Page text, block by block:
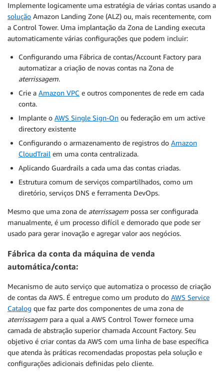
Implemente logicamente uma estratégia de várias contas usando a
solução Amazon Landing Zone (ALZ) ou, mais recentemente, com
a Control Tower. Uma implantação da Zona de Landing executa
automaticamente várias configurações que podem incluir:
Configurando uma Fábrica de contas/Account Factory para
automatizar a criação de novas contas na Zona de
aterrissagem.
Crie a Amazon VPC e outros componentes de rede em cada
conta.
Implante o AWS Single Sign-On ou federação em um active
directory existente
Configurando o armazenamento de registros do Amazon
CloudTrail em uma conta centralizada.
Aplicando Guardrails a cada uma das contas criadas.
Estrutura comum de serviços compartilhados, como um
diretório, serviços DNS e ferramenta DevOps.
Mesmo que uma zona de aterrissagem possa ser configurada
manualmente, é um processo difícil e demorado que pode ser
usado para gerar inovação e agregar valor aos negócios.
Fábrica da conta da máquina de venda
automática/conta:
Mecanismo de auto serviço que automatiza o processo de criação
de contas da AWS. É entregue como um produto do AWS Service
Catalog que faz parte dos componentes de uma zona de
aterrissagem para a qual a AWS Control Tower fornece uma
camada de abstração superior chamada Account Factory. Seu
objetivo é criar contas da AWS com uma linha de base específica
que atenda às práticas recomendadas propostas pela solução e
configurações adicionais definidas pelo cliente.